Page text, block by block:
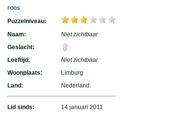
roos
Puzzelniveau:
Naam:
Niet zichtbaar
Geslacht:
Leeftijd:
Niet zichtbaar
Woonplaats:
Limburg
Land:
Nederland.
Lid sinds:
14 januari 2011